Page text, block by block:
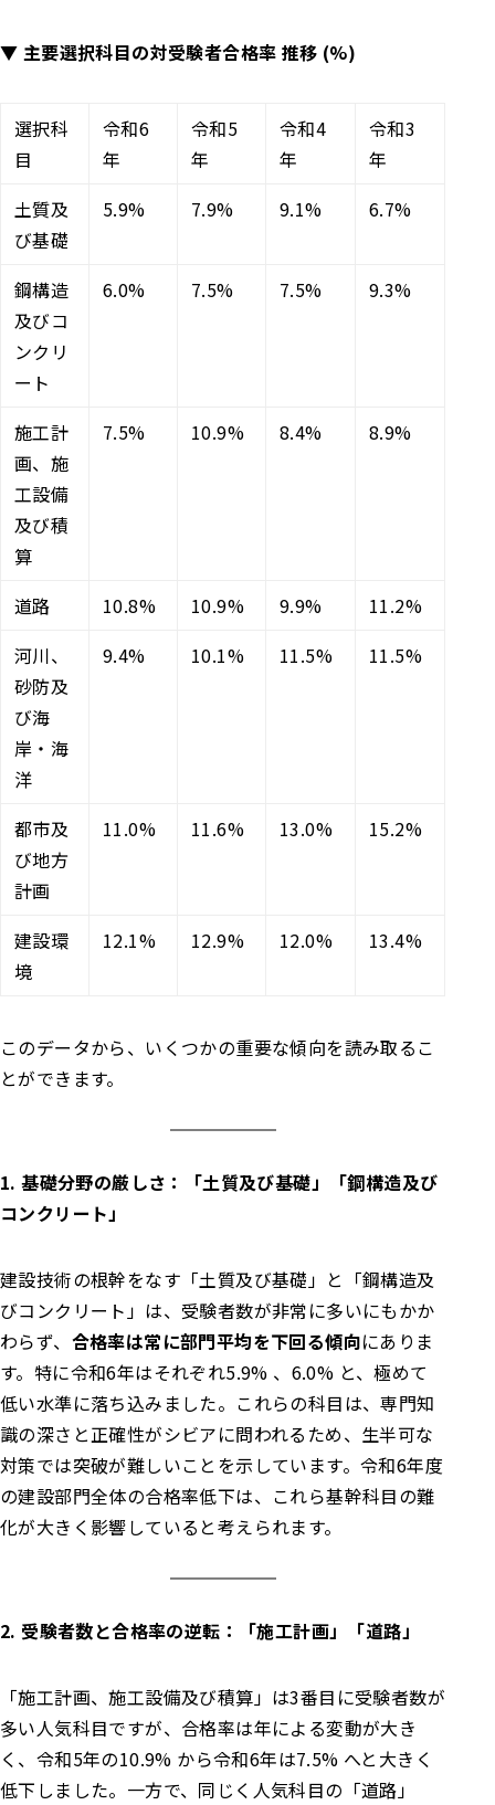
▼ 主要選択科目の対受験者合格率 推移 (%)
選択科
目
令和6
年
令和5
年
令和4
年
令和3
年
土質及
び基礎
5.9% 7.9% 9.1% 6.7%
鋼構造
及びコ
ンクリ
ート
6.0% 7.5% 7.5% 9.3%
施工計
画、施
工設備
及び積
算
7.5% 10.9% 8.4% 8.9%
道路 10.8% 10.9% 9.9%
11.2%
河川、
砂防及
び海
岸・海
洋
9.4% 10.1% 11.5% 11.5%
都市及
び地方
計画
11.0% 11.6% 13.0% 15.2%
建設環
境
12.1% 12.9% 12.0% 13.4%
このデータから、いくつかの重要な傾向を読み取るこ
とができます。
1. 基礎分野の厳しさ：「土質及び基礎」「鋼構造及び
コンクリート」
建設技術の根幹をなす「土質及び基礎」と「鋼構造及
びコンクリート」は、受験者数が非常に多いにもかか
わらず、 合格率は常に部門平均を下回る傾向にありま
す。特に令和6年はそれぞれ5.9% 、6.0% と、極めて
低い水準に落ち込みました。これらの科目は、専門知
識の深さと正確性がシビアに問われるため、生半可な
対策では突破が難しいことを示しています。令和6年度
の建設部門全体の合格率低下は、これら基幹科目の難
化が大きく影響していると考えられます。
2. 受験者数と合格率の逆転：「施工計画」「道路」
「施工計画、施工設備及び積算」は3番目に受験者数が
多い人気科目ですが、合格率は年による変動が大き
く、令和5年の10.9% から令和6年は7.5% へと大きく
低下しました。一方で、同じく人気科目の「道路」